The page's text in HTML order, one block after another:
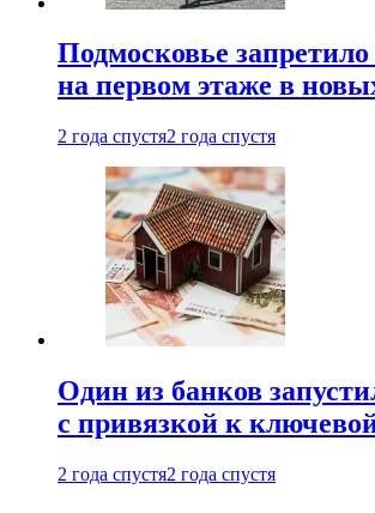
Подмосковье
на первом этаже в
2 года спустя2 года спустя
Один из банков
с привязкой к
2 года спустя2 года спустя